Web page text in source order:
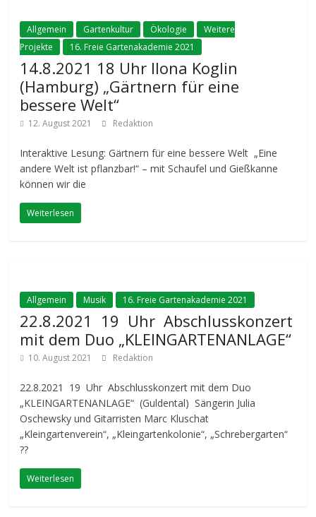
Allgemein Gartenkultur Ökologie
Weitere
Projekte
16. Freie Gartenakademie 2021
14.8.2021 18 Uhr Ilona Koglin
(Hamburg) „Gärtnern für eine
bessere Welt“
12. August 2021 Redaktion
Interaktive Lesung: Gärtnern für eine bessere Welt „Eine
andere Welt ist pflanzbar!“ – mit Schaufel und Gießkanne
können wir die
Weiterlesen
Allgemein Musik 16. Freie Gartenakademie 2021
22.8.2021 19 Uhr Abschlusskonzert
mit dem Duo „KLEINGARTENANLAGE“
10. August 2021 Redaktion
22.8.2021 19 Uhr Abschlusskonzert mit dem Duo
„KLEINGARTENANLAGE“ (Guldental) Sängerin Julia
Oschewsky und Gitarristen Marc Kluschat
„Kleingartenverein“, „Kleingartenkolonie“, „Schrebergarten“
??
Weiterlesen